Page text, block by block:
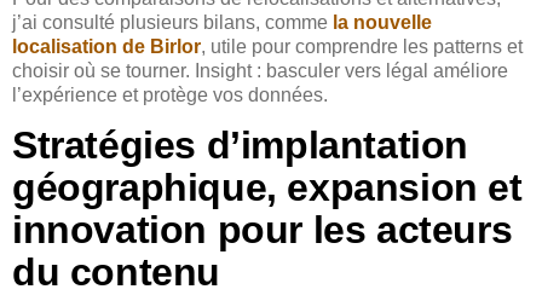
j’ai consulté plusieurs bilans, comme la nouvelle
localisation de Birlor, utile pour comprendre les patterns et
choisir où se tourner. Insight : basculer vers légal améliore
l’expérience et protège vos données.
Stratégies d’implantation
géographique, expansion et
innovation pour les acteurs
du contenu